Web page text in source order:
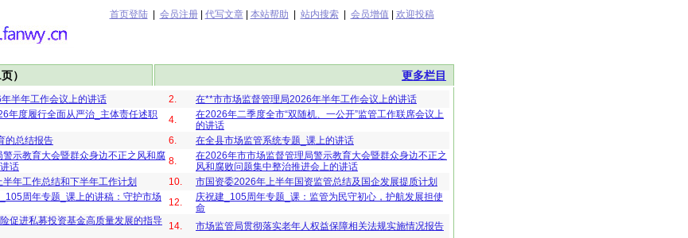
首页登陆| 会员注册| 代写文章| 本站帮助 站内搜索| 会员增值 欢迎投稿
） 更多栏目
半年工作会议上的讲话 2.
在**市市场监督管理局2026年半年工作会议上的讲话
年度履行全面从严治_主体责任述职
4.
在2026年二季度全市“双随机、一公开”监管工作联席会议上
的讲话
的总结报告 6.
在全县市场监管系统专题_课上的讲话
示教育大会暨群众身边不正之风和腐
话
8.
在2026年市市场监督管理局警示教育大会暨群众身边不正之
风和腐败问题集中整治推进会上的讲话
年工作总结和下半年工作计划 10.
市国资委2026年上半年国资监管总结及国企发展提质计划
周年专题_课上的讲稿：守护市场
12.
庆祝建_105周年专题_课：监管为民守初心，护航发展担使
命
促进私募投资基金高质量发展的指导
14. 市场监管局贯彻落实老年人权益保障相关法规实施情况报告